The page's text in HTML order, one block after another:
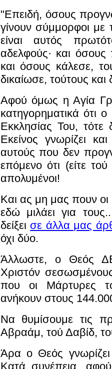
"Επειδή, όσους
γίνουν σύμμορφοι με
είναι αυτός
αδελφούς· και όσους
και όσους κάλεσε,
δικαίωσε, τούτους
Αφού όμως η Αγία
κατηγορηματικά ότι
Εκκλησίας Του,
Εκείνος γνωρίζει
αυτούς που δεν
επόμενο ότι (είτε τού
απολυμένοι!
Και ας μη μας πουν
εδώ μιλάει για
δείξει σε άλλα μας
όχι δύο.
Άλλωστε, ο Θεός
Χριστόν
που οι Μάρτυρες
ανήκουν στους
Να θυμίσουμε τις
Αβραάμ, τού Δαβίδ,
Άρα ο Θεός
Κατά συνέπεια,